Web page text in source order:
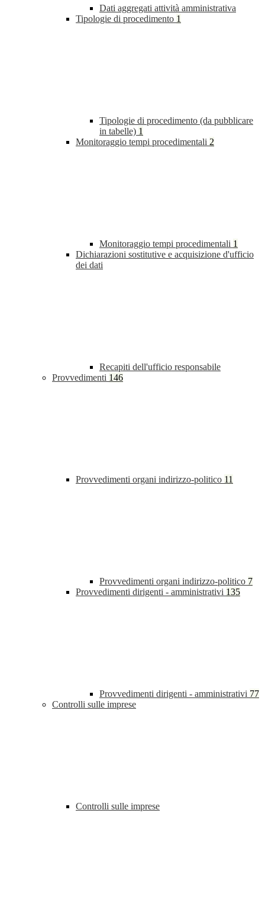
Dati aggregati attività amministrativa
Tipologie di procedimento 1
Tipologie di procedimento (da pubblicare
in tabelle) 1
Monitoraggio tempi procedimentali 2
Monitoraggio tempi procedimentali 1
Dichiarazioni sostitutive e acquisizione d'ufficio
dei dati
Recapiti dell'ufficio responsabile
Provvedimenti 146
Provvedimenti organi indirizzo-politico 11
Provvedimenti organi indirizzo-politico 7
Provvedimenti dirigenti - amministrativi 135
Provvedimenti dirigenti - amministrativi 77
Controlli sulle imprese
Controlli sulle imprese